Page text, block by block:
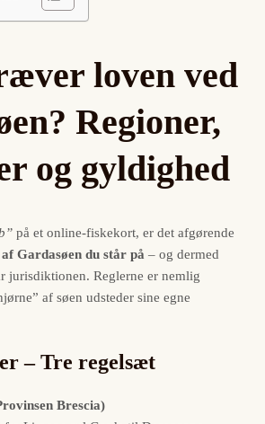
loven ved
Regioner,
og gyldighed
på et online-fiskekort, er det afgørende
Gardasøen du står på – og dermed
jurisdiktionen. Reglerne er nemlig
af søen udsteder sine egne
– Tre regelsæt
Brescia)